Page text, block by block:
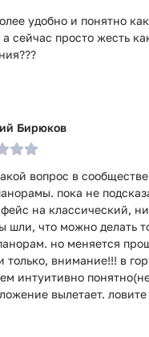
удобно и понятно
сейчас просто жесть
Бирюков
вопрос в
пока не
на классический,
шли, что можно делать
но меняется
только, внимание!!! в
интуитивно
вылетает. ловите